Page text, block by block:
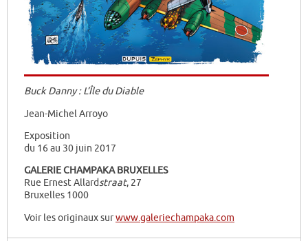
Buck Danny : L’Île du Diable
Jean-Michel Arroyo
Exposition
du 16 au 30 juin 2017
GALERIE CHAMPAKA BRUXELLES
Rue Ernest Allardstraat, 27
Bruxelles 1000
Voir les originaux surwww.galeriechampaka.com